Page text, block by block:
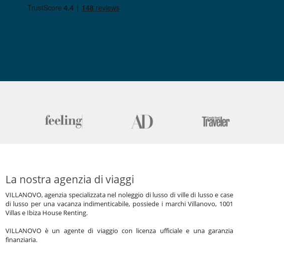
La nostra agenzia di viaggi
VILLANOVO, agenzia specializzata nel noleggio di lusso di ville di lusso e case
di lusso per una vacanza indimenticabile, possiede i marchi Villanovo, 1001
Villas e Ibiza House Renting.
VILLANOVO è un agente di viaggio con licenza ufficiale e una garanzia
finanziaria.